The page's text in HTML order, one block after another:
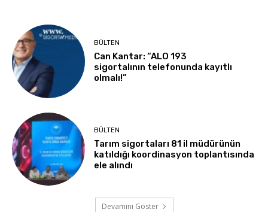
BÜLTEN
Can Kantar: “ALO 193
sigortalının telefonunda kayıtlı
olmalı!”
BÜLTEN
Tarım sigortaları 81 il müdürünün
katıldığı koordinasyon toplantısında
ele alındı
Devamını Göster